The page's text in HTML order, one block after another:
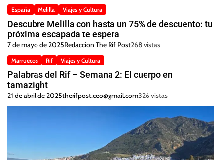
España Melilla Viajes y Cultura
Descubre Melilla con hasta un 75% de descuento: tu
próxima escapada te espera
7 de mayo de 2025Redaccion The Rif Post268 vistas
Marruecos Rif Viajes y Cultura
Palabras del Rif – Semana 2: El cuerpo en
tamazight
21 de abril de 2025therifpost.ceo@gmail.com326 vistas